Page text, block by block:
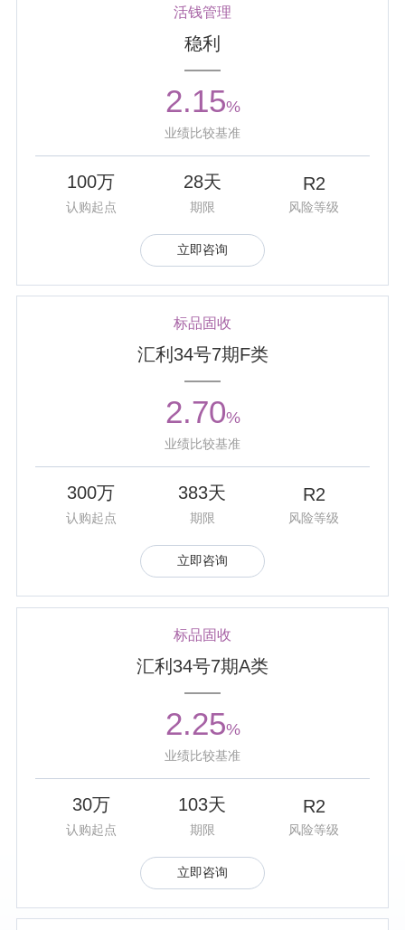
• 公司受托设立“南京交通产业集团有限责任公司2025年度第
一期绿色资产支持票据”，规模2.6亿元。该项目为国内首单
• 10月21-24日，公司组织开展2025年度新员工入职培训。
公司从培训环节设计、课程体系安排、专业多元的授课师资
等方面进行精心组织。此次培训不仅让新员工初步建立了岗
位履职知识框架，更进一步助力新员工对信托文化及企...
• 公司在由国家金融监督管理总局江苏监管局等指导开展
片《消失的信托产品》荣获二等奖。宣传片基于实际信托案
例改编，以案说险强化防范意识，深化信托知识普及...
2025年09月
获“一年期混合类产品金牛奖”。
活钱管理
稳利
2.15%
业绩比较基准
100万
认购起点
28天
期限
R2
风险等级
立即咨询
标品固收
汇利34号7期F类
2.70%
业绩比较基准
300万
认购起点
383天
期限
R2
风险等级
立即咨询
标品固收
汇利34号7期A类
2.25%
业绩比较基准
30万
认购起点
103天
期限
R2
风险等级
立即咨询